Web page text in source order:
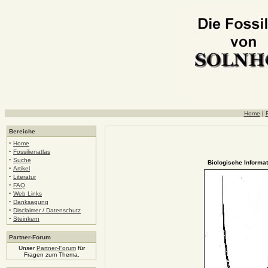
Home |
Bereiche
· Home
· Fossilienatlas
· Suche
· Artikel
· Literatur
· FAQ
· Web Links
· Danksagung
· Disclaimer / Datenschutz
· Steinkern
Partner-Forum
UnserPartner-Forumfür
Fragen zum Thema.
Biologische